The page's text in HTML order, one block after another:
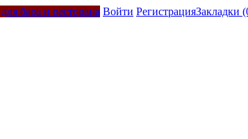
бара и ресторана Войти РегистрацияЗакладки